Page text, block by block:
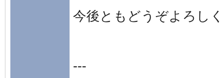
今後ともどうぞよろし
---